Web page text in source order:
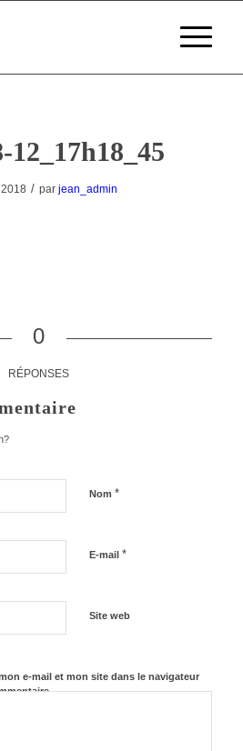
12_17h18_45
/ par jean_admin
0
RÉPONSES
Nom *
E-mail *
Site web
e-mail et mon site dans le navigateur